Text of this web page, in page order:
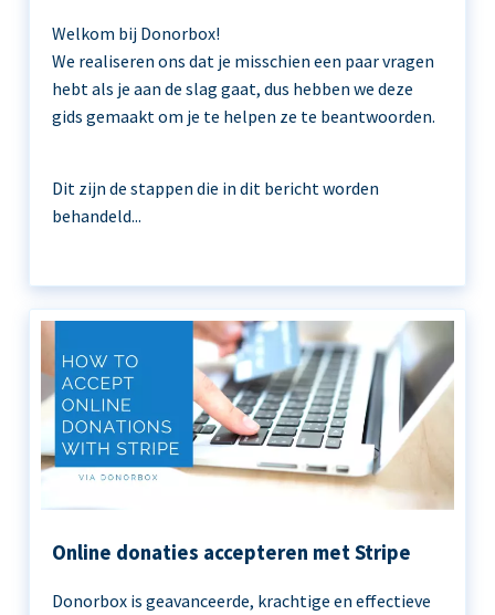
Welkom bij Donorbox!
We realiseren ons dat je misschien een paar vragen
hebt als je aan de slag gaat, dus hebben we deze
gids gemaakt om je te helpen ze te beantwoorden.
Dit zijn de stappen die in dit bericht worden
behandeld...
Online donaties accepteren met Stripe
Donorbox is geavanceerde, krachtige en effectieve